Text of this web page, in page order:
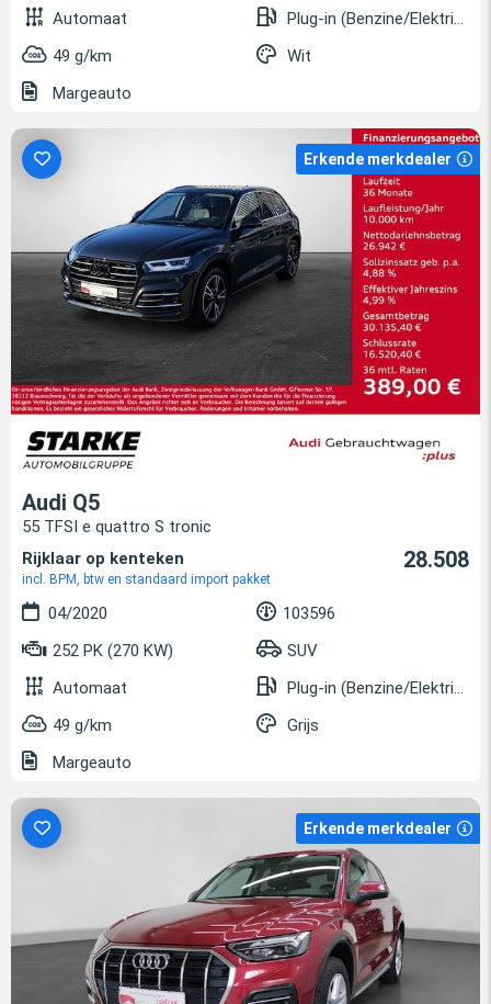
Automaat
Plug-in (Benzine/Elektrisch)
49 g/km
Wit
Margeauto
Erkende merkdealer
Audi Q5
55 TFSI e quattro S tronic
Rijklaar op kenteken
incl. BPM, btw en standaard import pakket
28.508
04/2020
103596
252 PK (270 KW)
SUV
Automaat
Plug-in (Benzine/Elektrisch)
49 g/km
Grijs
Margeauto
Erkende merkdealer